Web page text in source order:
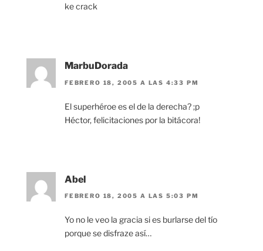
ke crack
MarbuDorada
FEBRERO 18, 2005 A LAS 4:33 PM
El superhéroe es el de la derecha? ;p
Héctor, felicitaciones por la bitácora!
Abel
FEBRERO 18, 2005 A LAS 5:03 PM
Yo no le veo la gracia si es burlarse del tío
porque se disfraze así…